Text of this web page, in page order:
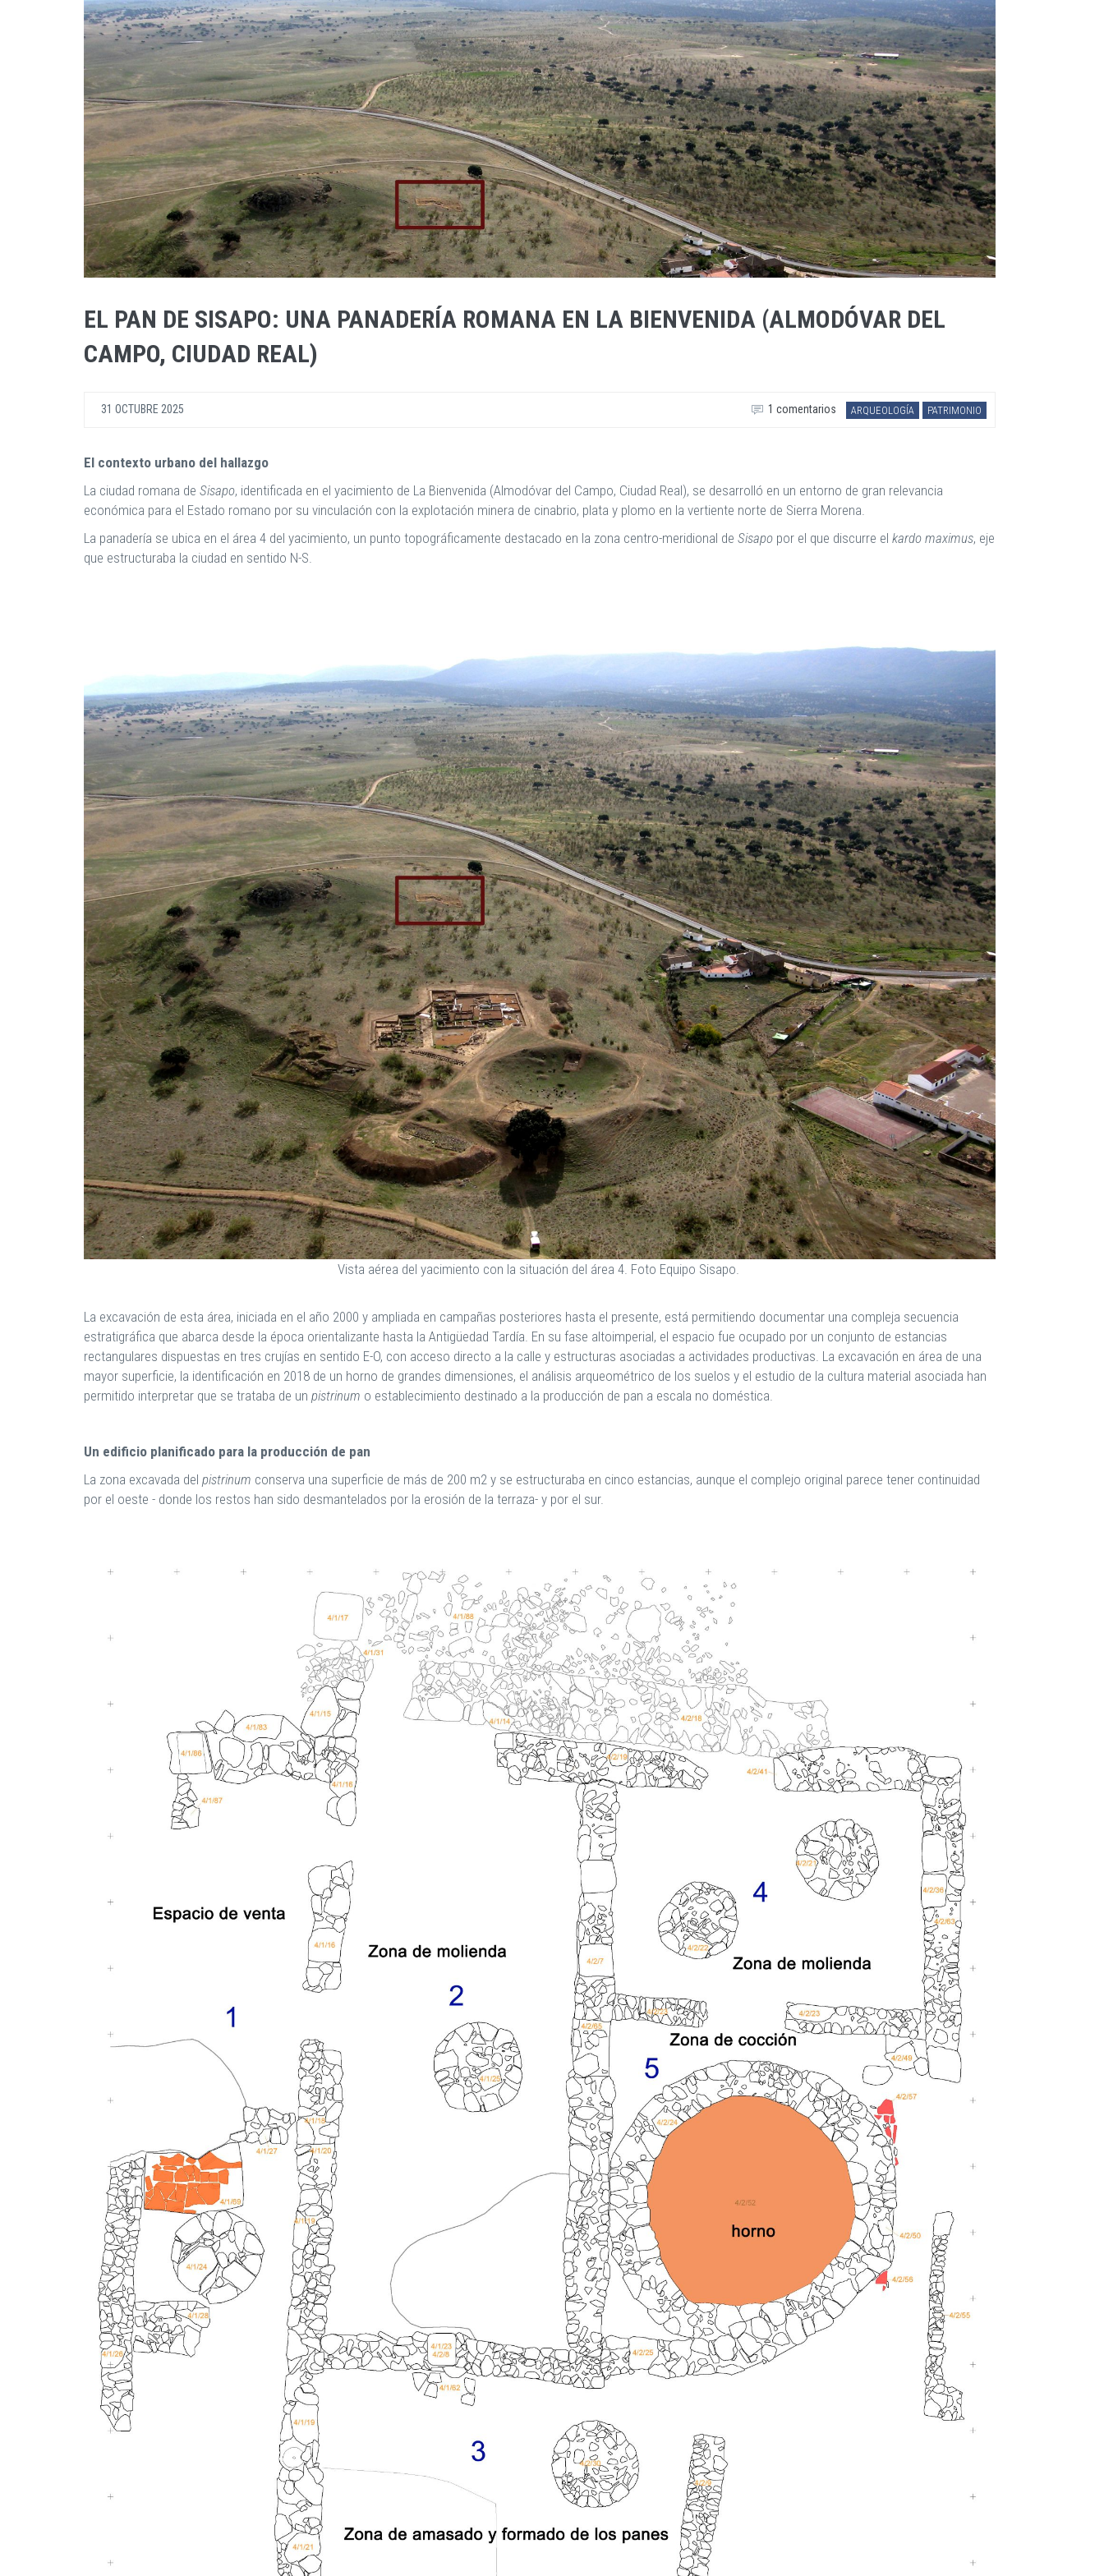
EL PAN DE SISAPO: UNA PANADERÍA ROMANA EN LA BIENVENIDA (ALMODÓVAR DEL
CAMPO, CIUDAD REAL)
31 OCTUBRE 2025 ARQUEOLOGÍA PATRIMONIO
1 comentarios
El contexto urbano del hallazgo
La ciudad romana de Sisapo, identificada en el yacimiento de La Bienvenida (Almodóvar del Campo, Ciudad Real), se desarrolló en un entorno de gran relevancia
económica para el Estado romano por su vinculación con la explotación minera de cinabrio, plata y plomo en la vertiente norte de Sierra Morena.
La panadería se ubica en el área 4 del yacimiento, un punto topográficamente destacado en la zona centro-meridional de Sisapo por el que discurre el kardo maximus, eje
que estructuraba la ciudad en sentido N-S.
Vista aérea del yacimiento con la situación del área 4. Foto Equipo Sisapo.
La excavación de esta área, iniciada en el año 2000 y ampliada en campañas posteriores hasta el presente, está permitiendo documentar una compleja secuencia
estratigráfica que abarca desde la época orientalizante hasta la Antigüedad Tardía. En su fase altoimperial, el espacio fue ocupado por un conjunto de estancias
rectangulares dispuestas en tres crujías en sentido E-O, con acceso directo a la calle y estructuras asociadas a actividades productivas. La excavación en área de una
mayor superficie, la identificación en 2018 de un horno de grandes dimensiones, el análisis arqueométrico de los suelos y el estudio de la cultura material asociada han
permitido interpretar que se trataba de un pistrinum o establecimiento destinado a la producción de pan a escala no doméstica.
Un edificio planificado para la producción de pan
La zona excavada del pistrinum conserva una superficie de más de 200 m2 y se estructuraba en cinco estancias, aunque el complejo original parece tener continuidad
por el oeste - donde los restos han sido desmantelados por la erosión de la terraza- y por el sur.